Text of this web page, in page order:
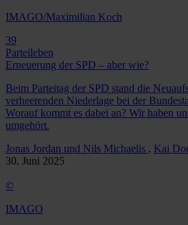
IMAGO/Maximilian Koch
39
Parteileben
Erneuerung der SPD – aber wie?
Beim Parteitag der SPD stand die
verheerenden Niederlage bei der
Worauf kommt es dabei an? Wir haben
umgehört.
Jonas Jordan und Nils Michaelis , Kai
30. Juni 2025
©
IMAGO